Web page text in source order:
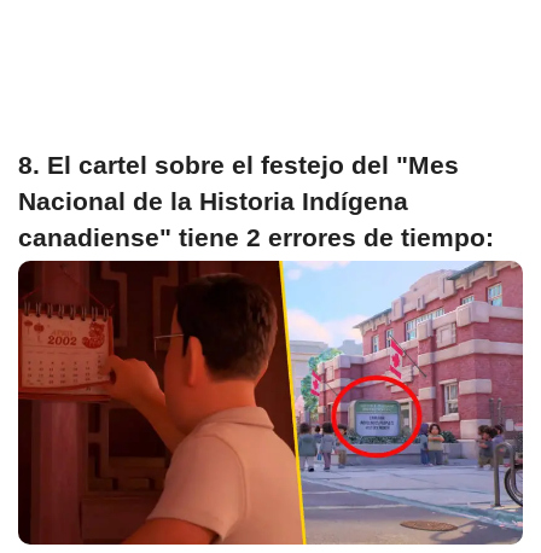
8. El cartel sobre el festejo del "Mes
Nacional de la Historia Indígena
canadiense" tiene 2 errores de tiempo: